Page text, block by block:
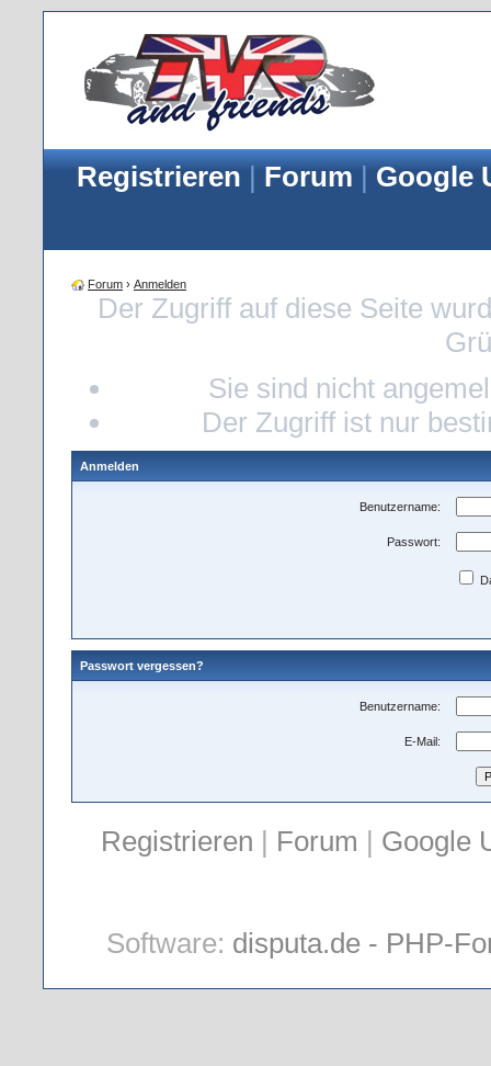
Registrieren | Forum | Google
Forum › Anmelden
Der Zugriff auf diese Seite
Sie sind nicht
Der Zugriff ist nur
Anmelden
Benutzername:
Passwort:
Passwort vergessen?
Benutzername:
E-Mail:
Registrieren | Forum | Google
Software: disputa.de - PHP-